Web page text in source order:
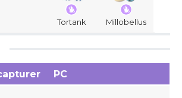
Tortank Millobellus
PC